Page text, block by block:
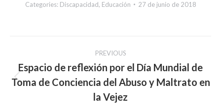
Categories: Discapacidad, Educación 27 de junio de 2018
navigation
PREVIOUS
Previous
post:
Espacio de reflexión por el Día Mundial de
Toma de Conciencia del Abuso y Maltrato en
la Vejez